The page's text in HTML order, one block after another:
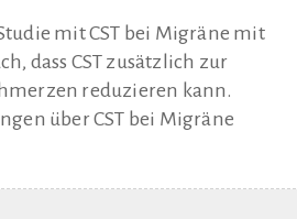
mit CST bei Migräne mit
dass CST zusätzlich zur
reduzieren kann.
über CST bei Migräne